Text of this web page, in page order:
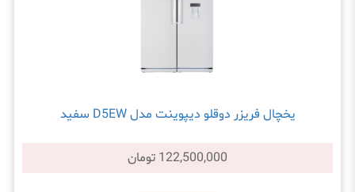
یخچال فریزر دوقلو دیپوینت مدل D5EW سفید
122,500,000 تومان